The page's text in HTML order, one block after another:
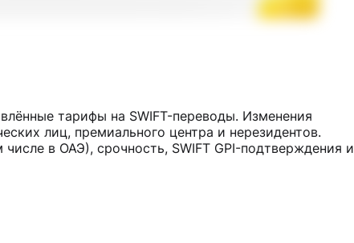
тарифы на SWIFT-переводы. Изменения
лиц, премиального центра и нерезидентов.
в ОАЭ), срочность, SWIFT GPI-подтверждения и